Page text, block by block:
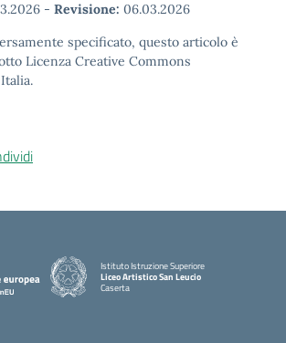
- Revisione: 06.03.2026
specificato, questo articolo è
Licenza Creative Commons
Istituto Istruzione Superiore
Liceo Artistico San Leucio
Caserta